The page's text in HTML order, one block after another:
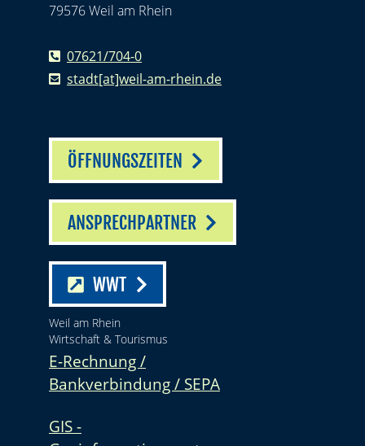
79576 Weil am Rhein
07621/704-0
stadt[at]weil-am-rhein.de
ÖFFNUNGSZEITEN
ANSPRECHPARTNER
WWT
Weil am Rhein
Wirtschaft & Tourismus
E-Rechnung /
Bankverbindung / SEPA
GIS -